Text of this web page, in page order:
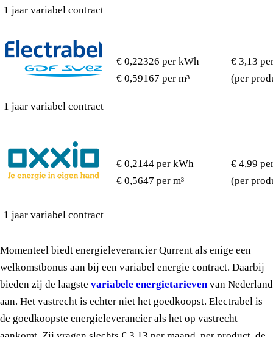
1 jaar variabel contract
1 jaar variabel contract
€ 0,22326 per kWh
€ 0,59167 per m³
€ 3,13
(per
1 jaar variabel contract
€ 0,2144 per kWh
€ 0,5647 per m³
€ 4,99
(per
Momenteel biedt energieleverancier Qurrent als enige een
welkomstbonus aan bij een variabel energie contract. Daarbij
bieden zij de laagste variabele energietarievenvan Nederland
aan. Het vastrecht is echter niet het goedkoopst. Electrabel is
de goedkoopste energieleverancier als het op vastrecht